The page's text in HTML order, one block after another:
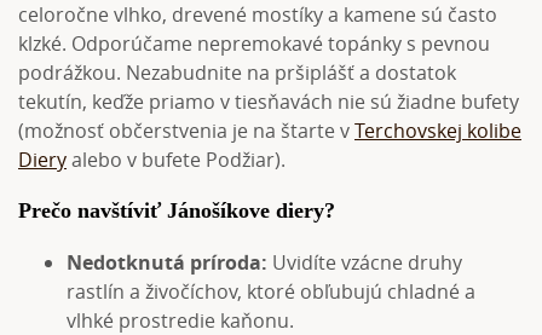
celoročne vlhko, drevené mostíky a kamene sú často
klzké. Odporúčame nepremokavé topánky s pevnou
podrážkou. Nezabudnite na pršiplášť a dostatok
tekutín, keďže priamo v tiesňavách nie sú žiadne bufety
(možnosť občerstvenia je na štarte vTerchovskej kolibe
Dieryalebo v bufete Podžiar).
Prečo navštíviť Jánošíkove diery?
Nedotknutá príroda: Uvidíte vzácne druhy
rastlín a živočíchov, ktoré obľubujú chladné a
vlhké prostredie kaňonu.